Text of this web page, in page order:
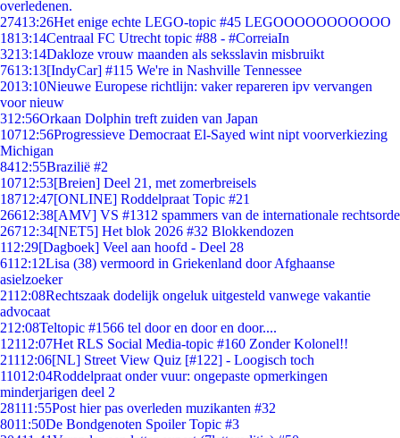
overledenen.
27413:26Het enige echte LEGO-topic #45 LEGOOOOOOOOOOO
1813:14Centraal FC Utrecht topic #88 - #CorreiaIn
3213:14Dakloze vrouw maanden als seksslavin misbruikt
7613:13[IndyCar] #115 We're in Nashville Tennessee
2013:10Nieuwe Europese richtlijn: vaker repareren ipv vervangen
voor nieuw
312:56Orkaan Dolphin treft zuiden van Japan
10712:56Progressieve Democraat El-Sayed wint nipt voorverkiezing
Michigan
8412:55Brazilië #2
10712:53[Breien] Deel 21, met zomerbreisels
18712:47[ONLINE] Roddelpraat Topic #21
26612:38[AMV] VS #1312 spammers van de internationale rechtsorde
26712:34[NET5] Het blok 2026 #32 Blokkendozen
112:29[Dagboek] Veel aan hoofd - Deel 28
6112:12Lisa (38) vermoord in Griekenland door Afghaanse
asielzoeker
2112:08Rechtszaak dodelijk ongeluk uitgesteld vanwege vakantie
advocaat
212:08Teltopic #1566 tel door en door en door....
12112:07Het RLS Social Media-topic #160 Zonder Kolonel!!
21112:06[NL] Street View Quiz [#122] - Loogisch toch
11012:04Roddelpraat onder vuur: ongepaste opmerkingen
minderjarigen deel 2
28111:55Post hier pas overleden muzikanten #32
8011:50De Bondgenoten Spoiler Topic #3